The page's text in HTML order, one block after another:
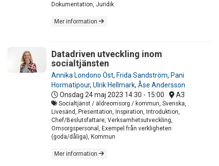
Dokumentation, Juridik
Mer information
Datadriven utveckling inom
socialtjänsten
Annika Londono Öst, Frida Sandström, Pani
Hormatipour, Ulrik Hellmark, Åse Andersson
Onsdag 24 maj 2023 14:30 - 15:00 A3
Socialtjänst / äldreomsorg / kommun, Svenska,
Livesänd, Presentation, Inspiration, Introduktion,
Chef/Beslutsfattare, Verksamhetsutveckling,
Omsorgspersonal, Exempel från verkligheten
(goda/dåliga), Kommun
Mer information